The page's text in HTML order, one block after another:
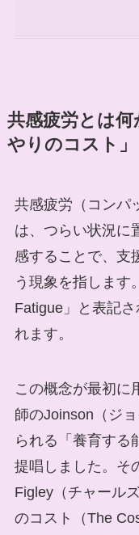
共感疲労とは
やりのコスト」
共感疲労（コンパ
は、つらい状況に
感することで、支
う現象を指します
Fatigue」と表記
れます。
この概念が最初に
師のJoinson（ジ
られる「養育する
提唱しました。そ
Figley（チャール
のコスト（The